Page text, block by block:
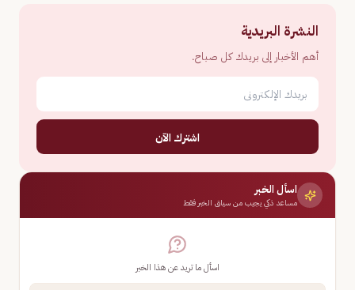
النشرة البريدية
أهم الأخبار إلى بريدك كل صباح.
اشترك الآن
اسأل الخبر
مساعد ذكي يجيب من سياق الخبر فقط
اسأل ما تريد عن هذا الخبر